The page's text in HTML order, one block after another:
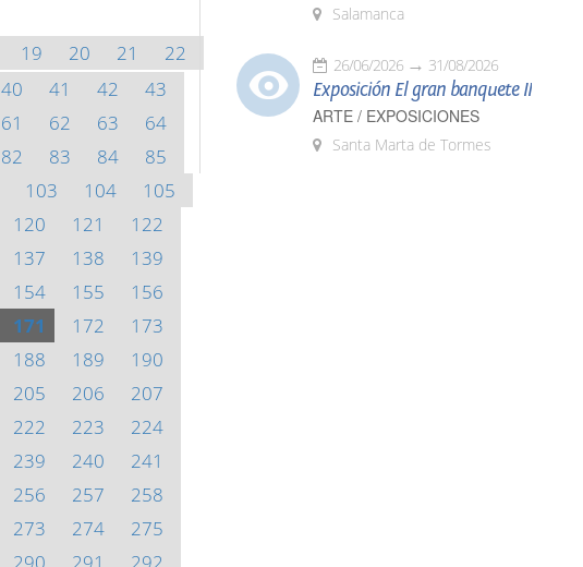
19 20 21
22
40 41 42
43
61 62 63
64
82 83 84
85
103 104
105
120 121
122
137 138
139
154 155
156
171 172
173
188 189
190
205 206
207
222 223
224
239 240
241
256 257
258
273 274
275
Salamanca
26/06/2026 31/08/2026
Exposición El gran banquete II
ARTE / EXPOSICIONES
Santa Marta de Tormes